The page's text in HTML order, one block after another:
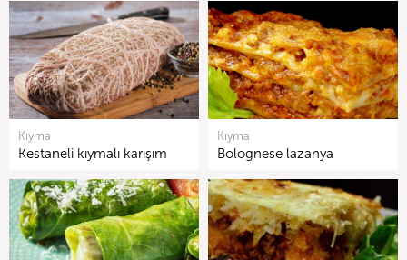
Kıyma
Kestaneli kıymalı karışım
Kıyma
Bolognese lazanya